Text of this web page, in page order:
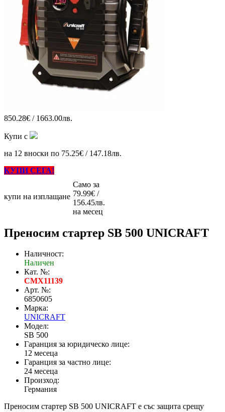
850.28€ / 1663.00лв.
Купи с
на 12 вноски по 75.25€ / 147.18лв.
КУПИ СЕГА!
купи на изплащане
Само за
79.99€ /
156.45лв.
на месец
Преносим стартер SB 500 UNICRAFT
Наличност:
Наличен
Кат. №:
CMX11139
Арт. №:
6850605
Марка:
UNICRAFT
Модел:
SB 500
Гаранция за юридическо лице:
12 месеца
Гаранция за частно лице:
24 месеца
Произход:
Германия
Преносим стартер SB 500 UNICRAFT е със защита срещу